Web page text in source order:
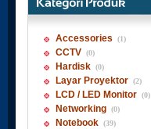
Accessories (1)
CCTV (0)
Hardisk (0)
Layar Proyektor (2)
LCD / LED Monitor (0)
Networking (0)
Notebook (39)